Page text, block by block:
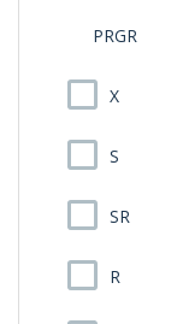
PRGR
X
S
SR
R